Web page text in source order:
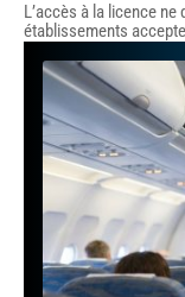
L’accès à la licence
établissements